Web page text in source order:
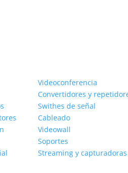
Videoconferencia
Convertidores y
Swithes de señal
Cableado
Videowall
Soportes
Streaming y capturadoras